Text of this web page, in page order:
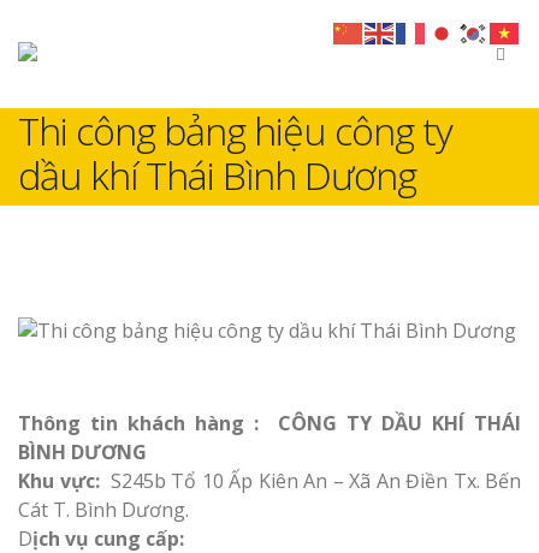
Thi công bảng hiệu công ty
dầu khí Thái Bình Dương
Thông tin khách hàng : CÔNG TY DẦU KHÍ THÁI
BÌNH DƯƠNG
Khu vực: S245b Tổ 10 Ấp Kiên An – Xã An Điền Tx. Bến
Cát T. Bình Dương.
Dịch vụ cung cấp: